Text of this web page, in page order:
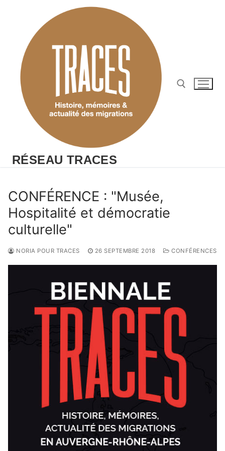
RÉSEAU TRACES
CONFÉRENCE : "Musée,
Hospitalité et démocratie
culturelle"
NORIA POUR TRACES 26 SEPTEMBRE 2018 CONFÉRENCES